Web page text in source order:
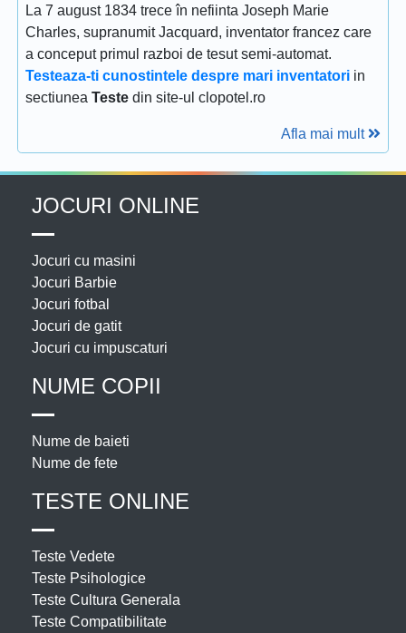
La 7 august 1834 trece în nefiinta Joseph Marie
Charles, supranumit Jacquard, inventator francez care
a conceput primul razboi de tesut semi-automat.
Testeaza-ti cunostintele despre mari inventatori in
sectiunea Teste din site-ul clopotel.ro
Afla mai mult
JOCURI ONLINE
Jocuri cu masini
Jocuri Barbie
Jocuri fotbal
Jocuri de gatit
Jocuri cu impuscaturi
NUME COPII
Nume de baieti
Nume de fete
TESTE ONLINE
Teste Vedete
Teste Psihologice
Teste Cultura Generala
Teste Compatibilitate